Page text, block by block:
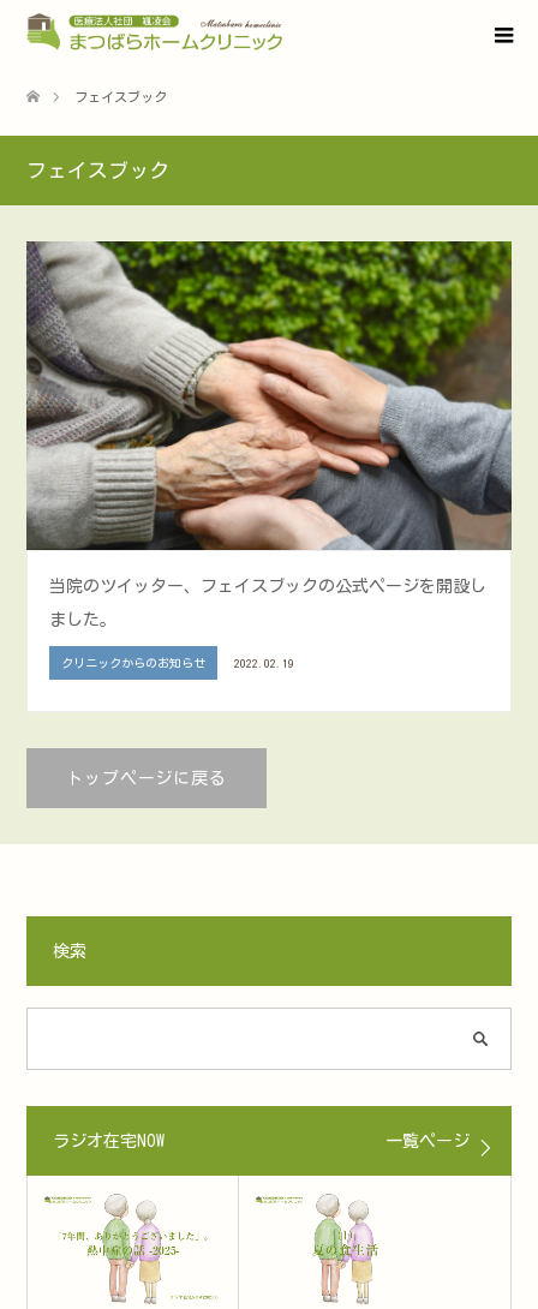
フェイスブック
フェイスブック
当院のツイッター、フェイスブックの公式ページを開設し
ました。
クリニックからのお知らせ 2022.02.19
トップページに戻る
検索
ラジオ在宅NOW 一覧ページ